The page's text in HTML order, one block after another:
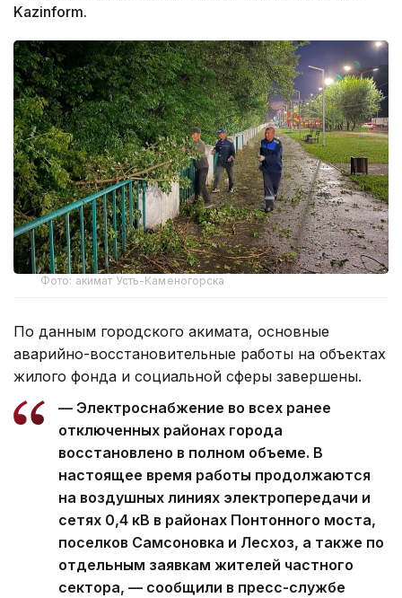
Kazinform.
Фото: акимат Усть-Каменогорска
По данным городского акимата, основные
аварийно-восстановительные работы на объектах
жилого фонда и социальной сферы завершены.
— Электроснабжение во всех ранее
отключенных районах города
восстановлено в полном объеме. В
настоящее время работы продолжаются
на воздушных линиях электропередачи и
сетях 0,4 кВ в районах Понтонного моста,
поселков Самсоновка и Лесхоз, а также по
отдельным заявкам жителей частного
сектора, — сообщили в пресс-службе